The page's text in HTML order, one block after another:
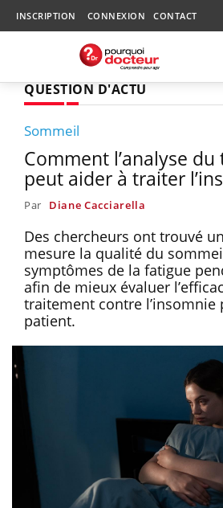
INSCRIPTION CONNEXION CONTACT
QUESTION D'ACTU
Sommeil
Comment l’analyse du
peut aider à traiter
Par Diane Cacciarella
Des chercheurs ont trouvé
mesure la qualité du
symptômes de la fatigue
afin de mieux évaluer
traitement contre l’insomnie
patient.